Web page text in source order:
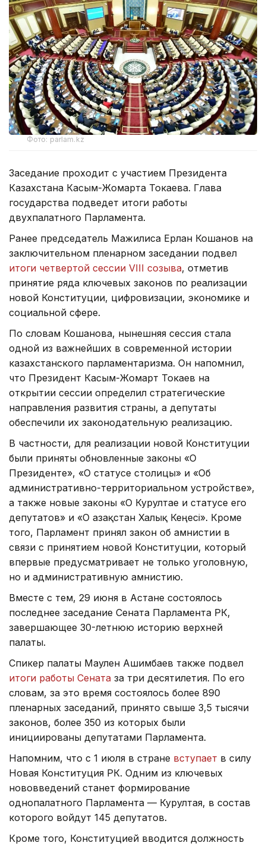
Фото: parlam.kz
Заседание проходит с участием Президента
Казахстана Касым-Жомарта Токаева. Глава
государства подведет итоги работы
двухпалатного Парламента.
Ранее председатель Мажилиса Ерлан Кошанов на
заключительном пленарном заседании подвел
итоги четвертой сессии VIII созыва, отметив
принятие ряда ключевых законов по реализации
новой Конституции, цифровизации, экономике и
социальной сфере.
По словам Кошанова, нынешняя сессия стала
одной из важнейших в современной истории
казахстанского парламентаризма. Он напомнил,
что Президент Касым-Жомарт Токаев на
открытии сессии определил стратегические
направления развития страны, а депутаты
обеспечили их законодательную реализацию.
В частности, для реализации новой Конституции
были приняты обновленные законы «О
Президенте», «О статусе столицы» и «Об
административно-территориальном устройстве»,
а также новые законы «О Курултае и статусе его
депутатов» и «О Қазақстан Халық Кеңесі». Кроме
того, Парламент принял закон об амнистии в
связи с принятием новой Конституции, который
впервые предусматривает не только уголовную,
но и административную амнистию.
Вместе с тем, 29 июня в Астане состоялось
последнее заседание Сената Парламента РК,
завершающее 30-летнюю историю верхней
палаты.
Спикер палаты Маулен Ашимбаев также подвел
итоги работы Сената за три десятилетия. По его
словам, за это время состоялось более 890
пленарных заседаний, принято свыше 3,5 тысячи
законов, более 350 из которых были
инициированы депутатами Парламента.
Напомним, что с 1 июля в стране вступает в силу
Новая Конституция РК. Одним из ключевых
нововведений станет формирование
однопалатного Парламента — Курултая, в состав
которого войдут 145 депутатов.
Кроме того, Конституцией вводится должность